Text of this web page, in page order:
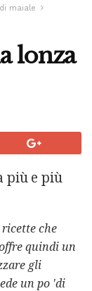
maiale
lonza
più e più
che
quindi un
gli
un po 'di